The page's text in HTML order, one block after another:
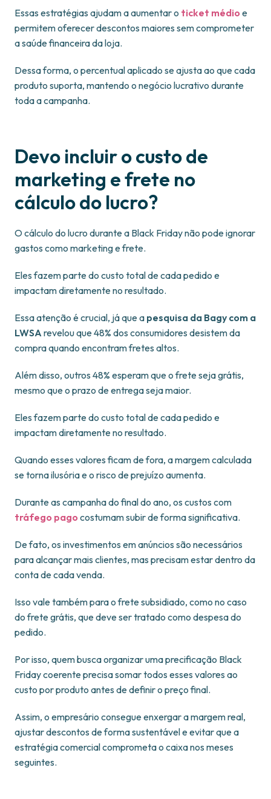
Essas estratégias ajudam a aumentar o ticket médio e
permitem oferecer descontos maiores sem comprometer
a saúde financeira da loja.
Dessa forma, o percentual aplicado se ajusta ao que cada
produto suporta, mantendo o negócio lucrativo durante
toda a campanha.
Devo incluir o custo de
marketing e frete no
cálculo do lucro?
O cálculo do lucro durante a Black Friday não pode ignorar
gastos como marketing e frete.
Eles fazem parte do custo total de cada pedido e
impactam diretamente no resultado.
Essa atenção é crucial, já que a pesquisa da Bagy com a
LWSArevelou que 48% dos consumidores desistem da
compra quando encontram fretes altos.
Além disso, outros 48% esperam que o frete seja grátis,
mesmo que o prazo de entrega seja maior.
Eles fazem parte do custo total de cada pedido e
impactam diretamente no resultado.
Quando esses valores ficam de fora, a margem calculada
se torna ilusória e o risco de prejuízo aumenta.
Durante as campanha do final do ano, os custos com
tráfego pago costumam subir de forma significativa.
De fato, os investimentos em anúncios são necessários
para alcançar mais clientes, mas precisam estar dentro da
conta de cada venda.
Isso vale também para o frete subsidiado, como no caso
do frete grátis, que deve ser tratado como despesa do
pedido.
Por isso, quem busca organizar uma precificação Black
Friday coerente precisa somar todos esses valores ao
custo por produto antes de definir o preço final.
Assim, o empresário consegue enxergar a margem real,
ajustar descontos de forma sustentável e evitar que a
estratégia comercial comprometa o caixa nos meses
seguintes.